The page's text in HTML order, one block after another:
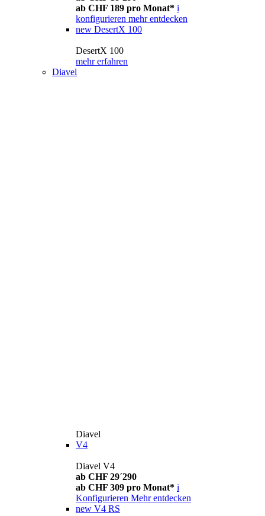
ab CHF 189 pro Monat* i
konfigurieren mehr entdecken
new DesertX 100
DesertX 100
mehr erfahren
Diavel
Diavel
V4
Diavel V4
ab CHF 29´290
ab CHF 309 pro Monat* i
Konfigurieren Mehr entdecken
new V4 RS